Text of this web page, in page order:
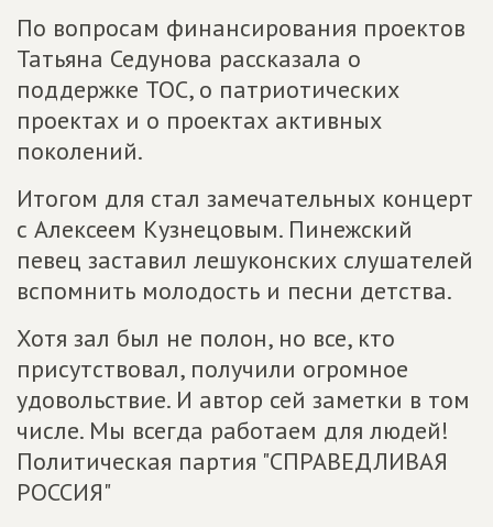
По вопросам финансирования проектов
Татьяна Седунова рассказала о
поддержке ТОС, о патриотических
проектах и о проектах активных
поколений.
Итогом для стал замечательных концерт
с Алексеем Кузнецовым. Пинежский
певец заставил лешуконских слушателей
вспомнить молодость и песни детства.
Хотя зал был не полон, но все, кто
присутствовал, получили огромное
удовольствие. И автор сей заметки в том
числе. Мы всегда работаем для людей!
Политическая партия "СПРАВЕДЛИВАЯ
РОССИЯ"